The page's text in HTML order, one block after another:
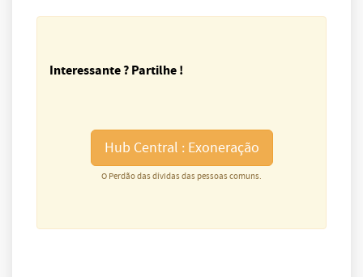
Interessante ? Partilhe !
Hub Central : Exoneração
O Perdão das dívidas das pessoas comuns.